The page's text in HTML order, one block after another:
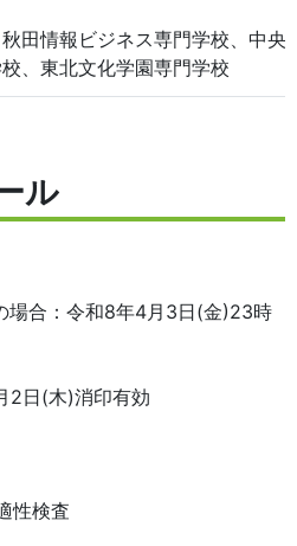
田情報ビジネス専門学校、中央
、東北文化学園専門学校
ル
場合：令和8年4月3日(金)23時
2日(木)消印有効
性検査